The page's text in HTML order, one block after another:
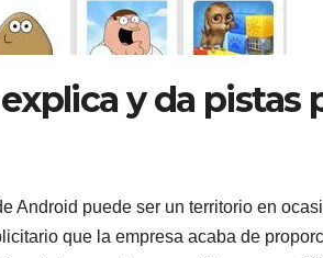
y da pistas
Android puede ser un territorio en
que la empresa acaba de